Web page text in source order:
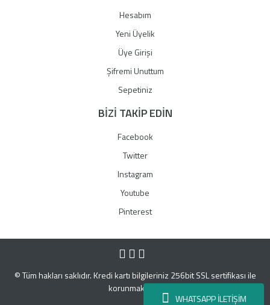
WHATSAPP İLETİŞİM
Hesabım
Yeni Üyelik
Üye Girişi
Şifremi Unuttum
Sepetiniz
BİZİ TAKİP EDİN
Facebook
Twitter
Instagram
Youtube
Pinterest
© Tüm hakları saklıdır. Kredi kartı bilgileriniz 256bit SSL sertifikası ile
korunmaktadır.